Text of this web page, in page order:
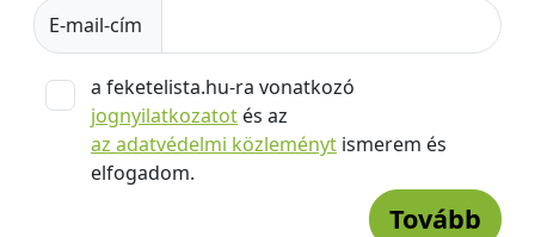
E-mail-cím
a feketelista.hu-ra vonatkozó
jognyilatkozatot és az
az adatvédelmi közleményt ismerem és
elfogadom.
Tovább